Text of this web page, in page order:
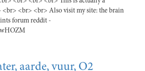
<br> <br> <br> Also visit my site: the brain
forum reddit -
aarde, vuur, O2